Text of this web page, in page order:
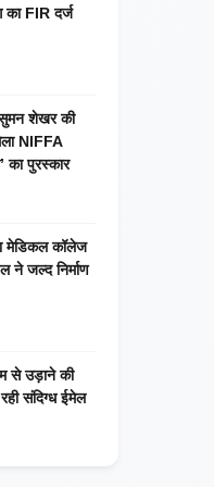
का FIR दर्ज
शेखर की
NIFFA
का पुरस्कार
मेडिकल कॉलेज
ने जल्द निर्माण
से उड़ाने की
संदिग्ध ईमेल